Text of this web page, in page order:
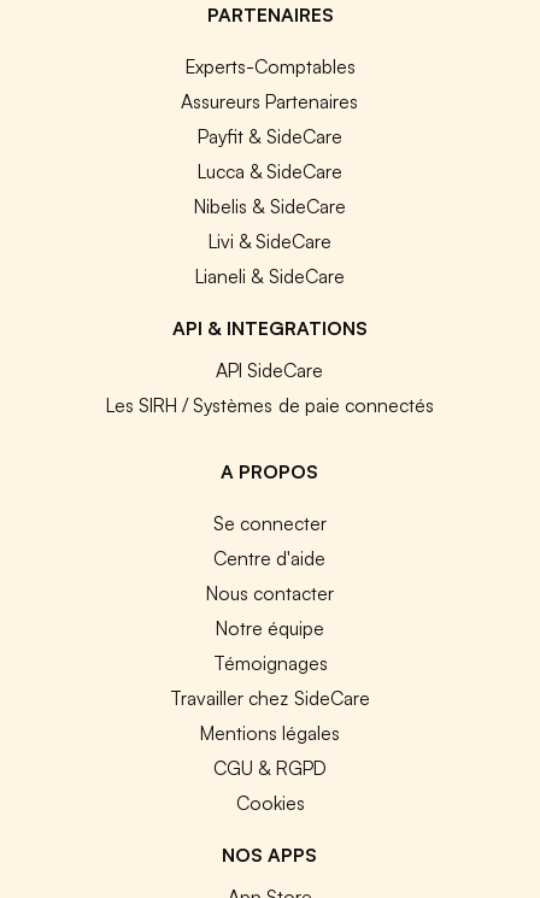
PARTENAIRES
Experts-Comptables
Assureurs Partenaires
Payfit & SideCare
Lucca & SideCare
Nibelis & SideCare
Livi & SideCare
Lianeli & SideCare
API & INTEGRATIONS
API SideCare
Les SIRH / Systèmes de paie connectés
A PROPOS
Se connecter
Centre d'aide
Nous contacter
Notre équipe
Témoignages
Travailler chez SideCare
Mentions légales
CGU & RGPD
Cookies
NOS APPS